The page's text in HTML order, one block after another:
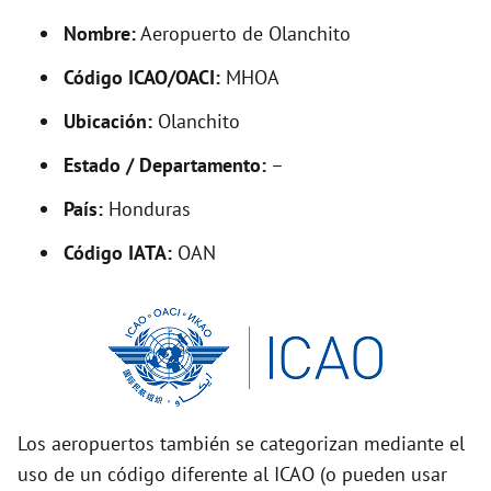
V
o
Nombre:Aeropuerto de Olanchito
Código ICAO/OACI: MHOA
Ubicación: Olanchito
Estado / Departamento: –
País: Honduras
Código IATA: OAN
Los aeropuertos también se categorizan mediante el
uso de un código diferente al ICAO (o pueden usar